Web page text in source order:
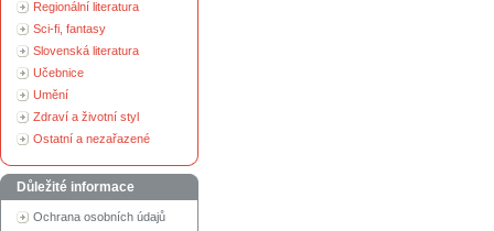
Regionální literatura
Sci-fi, fantasy
Slovenská literatura
Učebnice
Umění
Zdraví a životní styl
Ostatní a nezařazené
Důležité informace
Ochrana osobních údajů